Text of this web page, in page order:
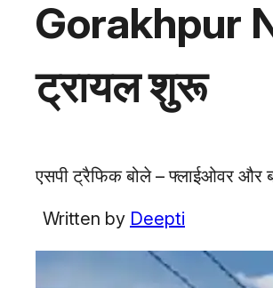
Facebook InstagramX
Gorakhpur
ट्रायल शुरू
एसपी ट्रैफिक बोले – फ्लाईओवर और
Written by Deepti